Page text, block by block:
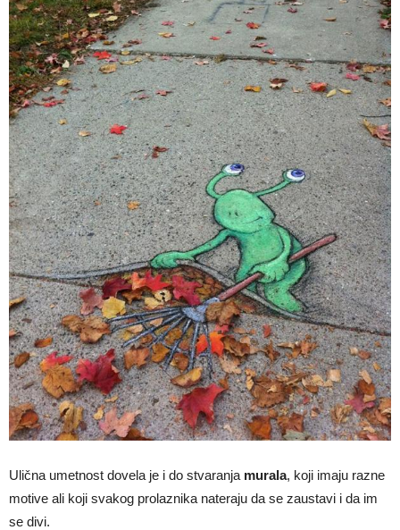
Ulična umetnost dovela je i do stvaranja murala, koji imaju razne
motive ali koji svakog prolaznika nateraju da se zaustavi i da im
se divi.